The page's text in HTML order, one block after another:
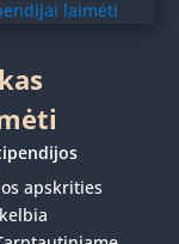
apskrities